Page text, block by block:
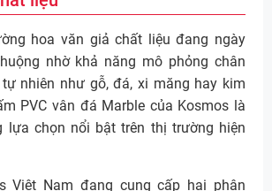
hoa văn giả chất liệu đang ngày
nhờ khả năng mô phỏng chân
nhiên như gỗ, đá, xi măng hay kim
PVC vân đá Marble của Kosmos là
lựa chọn nổi bật trên thị trường hiện
Việt Nam đang cung cấp hai phân